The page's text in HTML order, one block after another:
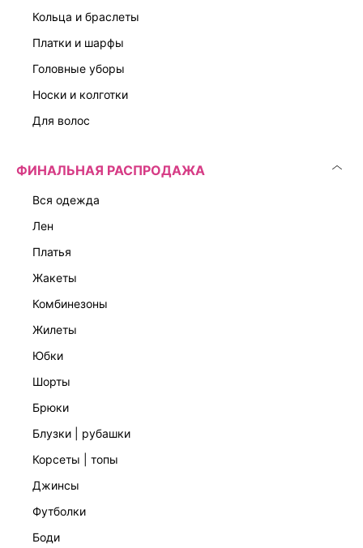
кольца и браслеты
платки и шарфы
головные уборы
носки и колготки
для волос
ФИНАЛЬНАЯ РАСПРОДАЖА
вся одежда
лен
платья
жакеты
комбинезоны
жилеты
юбки
шорты
брюки
блузки | рубашки
корсеты | топы
джинсы
футболки
боди
1 599 ₽-38%